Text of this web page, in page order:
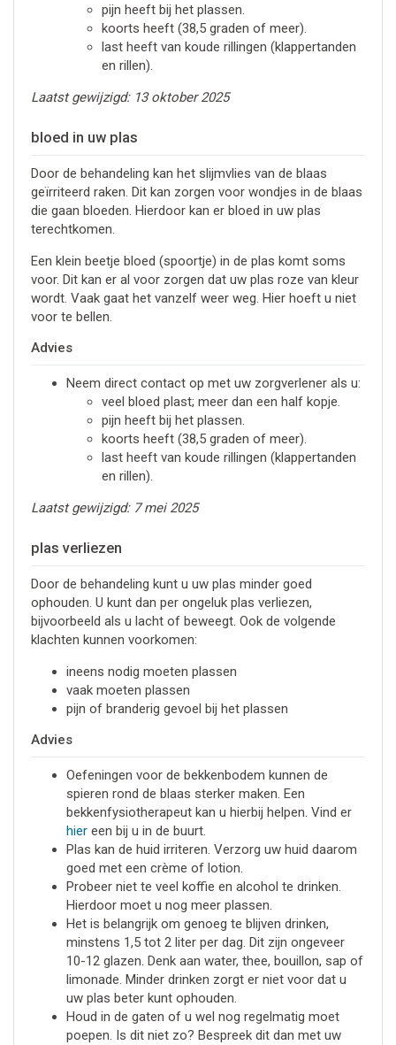
pijn heeft bij het plassen.
koorts heeft (38,5 graden of meer).
last heeft van koude rillingen (klappertanden
en rillen).
Laatst gewijzigd: 13 oktober 2025
bloed in uw plas
Door de behandeling kan het slijmvlies van de blaas
geïrriteerd raken. Dit kan zorgen voor wondjes in de blaas
die gaan bloeden. Hierdoor kan er bloed in uw plas
terechtkomen.
Een klein beetje bloed (spoortje) in de plas komt soms
voor. Dit kan er al voor zorgen dat uw plas roze van kleur
wordt. Vaak gaat het vanzelf weer weg. Hier hoeft u niet
voor te bellen.
Advies
Neem direct contact op met uw zorgverlener als u:
veel bloed plast; meer dan een half kopje.
pijn heeft bij het plassen.
koorts heeft (38,5 graden of meer).
last heeft van koude rillingen (klappertanden
en rillen).
Laatst gewijzigd: 7 mei 2025
plas verliezen
Door de behandeling kunt u uw plas minder goed
ophouden. U kunt dan per ongeluk plas verliezen,
bijvoorbeeld als u lacht of beweegt. Ook de volgende
klachten kunnen voorkomen:
ineens nodig moeten plassen
vaak moeten plassen
pijn of branderig gevoel bij het plassen
Advies
Oefeningen voor de bekkenbodem kunnen de
spieren rond de blaas sterker maken. Een
bekkenfysiotherapeut kan u hierbij helpen. Vind er
hiereen bij u in de buurt.
Plas kan de huid irriteren. Verzorg uw huid daarom
goed met een crème of lotion.
Probeer niet te veel koffie en alcohol te drinken.
Hierdoor moet u nog meer plassen.
Het is belangrijk om genoeg te blijven drinken,
minstens 1,5 tot 2 liter per dag. Dit zijn ongeveer
10-12 glazen. Denk aan water, thee, bouillon, sap of
limonade. Minder drinken zorgt er niet voor dat u
uw plas beter kunt ophouden.
Houd in de gaten of u wel nog regelmatig moet
poepen. Is dit niet zo? Bespreek dit dan met uw